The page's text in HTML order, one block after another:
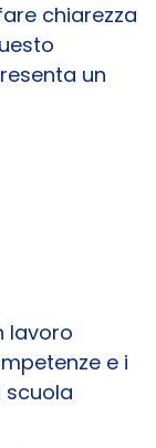
chiarezza
un
lavoro
e i
scuola